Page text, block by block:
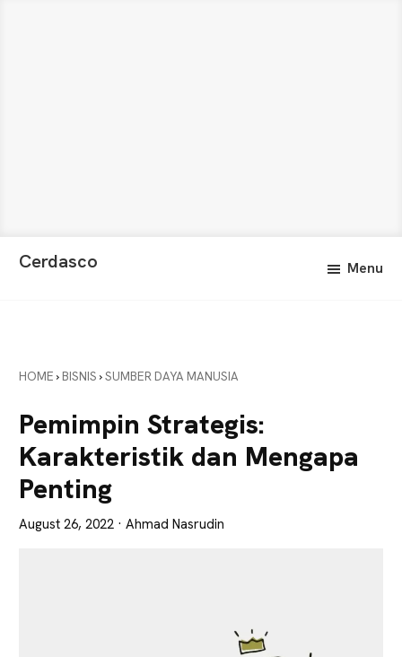
Cerdasco
Anda
Tajam
Menu
HOME › BISNIS ›SUMBER DAYA MANUSIA
Pemimpin Strategis:
Karakteristik dan Mengapa
Penting
August 26, 2022 · Ahmad Nasrudin